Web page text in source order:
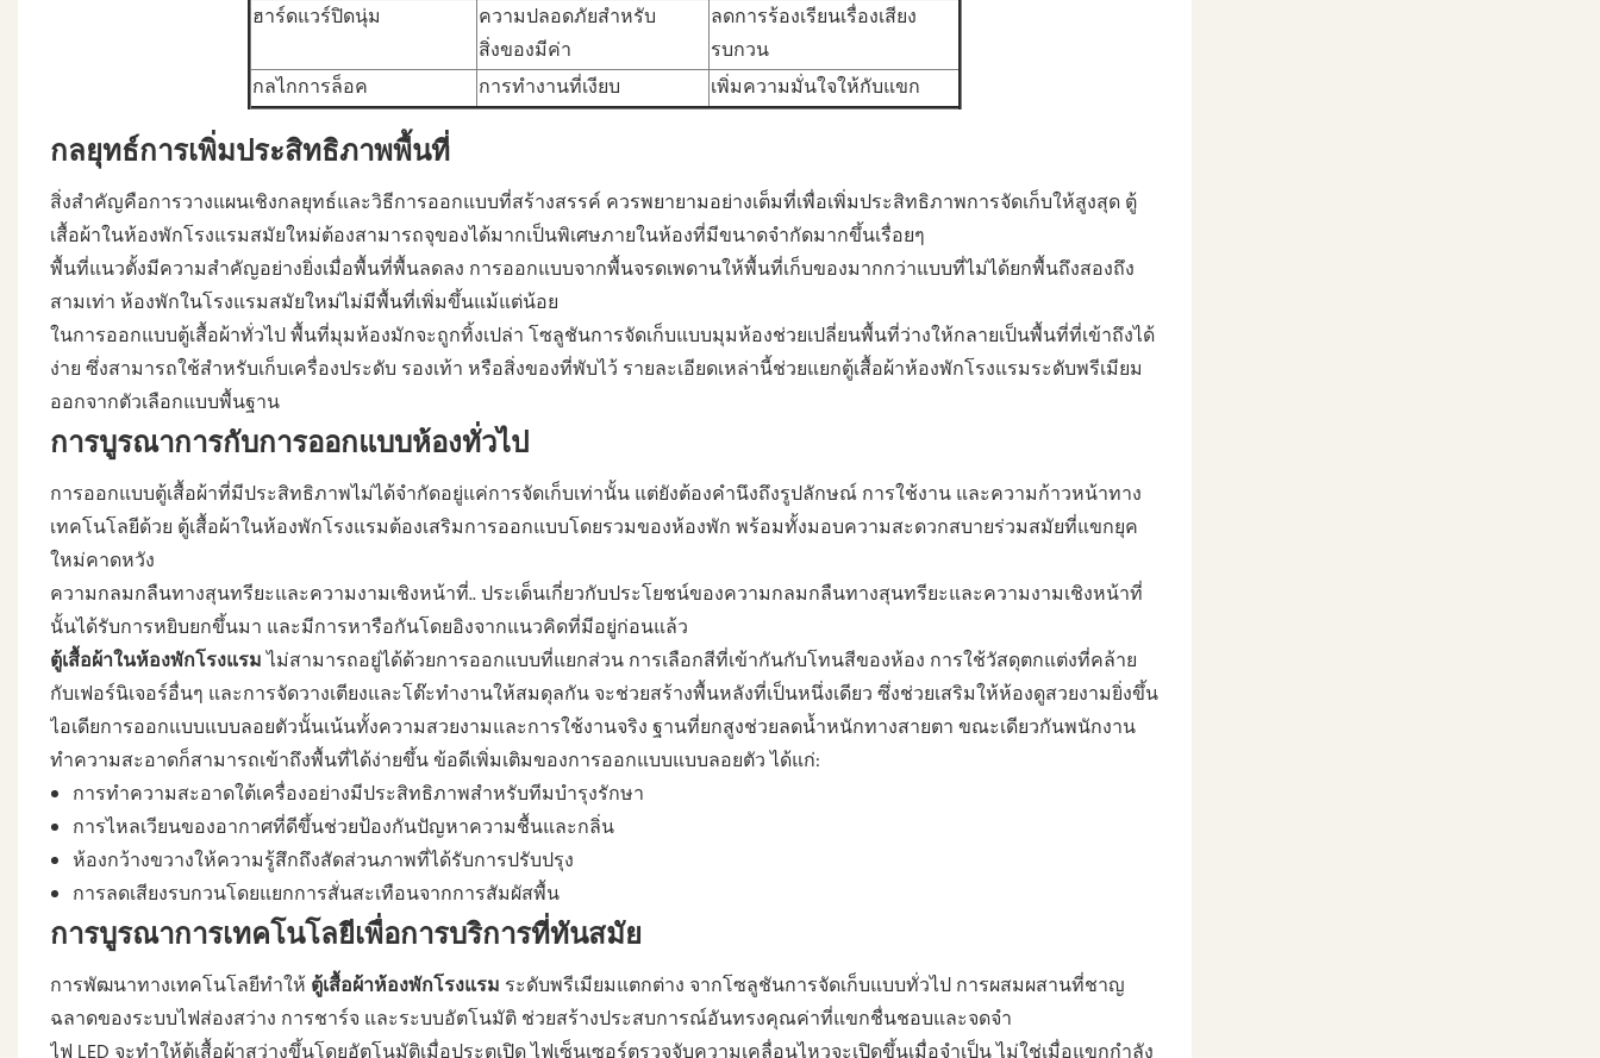
ฮาร์ดแวร์ปิดนุ่ม
ความปลอดภัยสำหรับ
สิ่งของมีค่า
ลดการร้องเรียนเรื่องเสียง
รบกวน
กลไกการล็อค
การทำงานที่เงียบ เพิ่มความมั่นใจให้กับแขก
กลยุทธ์การเพิ่มประสิทธิภาพพื้นที่
สิ่งสำคัญคือการวางแผนเชิงกลยุทธ์และวิธีการออกแบบที่สร้างสรรค์ ควรพยายามอย่างเต็มที่เพื่อเพิ่มประสิทธิภาพการจัดเก็บให้สูงสุด ตู้
เสื้อผ้าในห้องพักโรงแรมสมัยใหม่ต้องสามารถจุของได้มากเป็นพิเศษภายในห้องที่มีขนาดจำกัดมากขึ้นเรื่อยๆ
พื้นที่แนวตั้งมีความสำคัญอย่างยิ่งเมื่อพื้นที่พื้นลดลง การออกแบบจากพื้นจรดเพดานให้พื้นที่เก็บของมากกว่าแบบที่ไม่ได้ยกพื้นถึงสองถึง
สามเท่า ห้องพักในโรงแรมสมัยใหม่ไม่มีพื้นที่เพิ่มขึ้นแม้แต่น้อย
ในการออกแบบตู้เสื้อผ้าทั่วไป พื้นที่มุมห้องมักจะถูกทิ้งเปล่า โซลูชันการจัดเก็บแบบมุมห้องช่วยเปลี่ยนพื้นที่ว่างให้กลายเป็นพื้นที่ที่เข้าถึงได้
ง่าย ซึ่งสามารถใช้สำหรับเก็บเครื่องประดับ รองเท้า หรือสิ่งของที่พับไว้ รายละเอียดเหล่านี้ช่วยแยกตู้เสื้อผ้าห้องพักโรงแรมระดับพรีเมียม
ออกจากตัวเลือกแบบพื้นฐาน
การบูรณาการกับการออกแบบห้องทั่วไป
การออกแบบตู้เสื้อผ้าที่มีประสิทธิภาพไม่ได้จำกัดอยู่แค่การจัดเก็บเท่านั้น แต่ยังต้องคำนึงถึงรูปลักษณ์ การใช้งาน และความก้าวหน้าทาง
เทคโนโลยีด้วย ตู้เสื้อผ้าในห้องพักโรงแรมต้องเสริมการออกแบบโดยรวมของห้องพัก พร้อมทั้งมอบความสะดวกสบายร่วมสมัยที่แขกยุค
ใหม่คาดหวัง
ความกลมกลืนทางสุนทรียะและความงามเชิงหน้าที่.. ประเด็นเกี่ยวกับประโยชน์ของความกลมกลืนทางสุนทรียะและความงามเชิงหน้าที่
นั้นได้รับการหยิบยกขึ้นมา และมีการหารือกันโดยอิงจากแนวคิดที่มีอยู่ก่อนแล้ว
ตู้เสื้อผ้าในห้องพักโรงแรมไม่สามารถอยู่ได้ด้วยการออกแบบที่แยกส่วน การเลือกสีที่เข้ากันกับโทนสีของห้อง การใช้วัสดุตกแต่งที่คล้าย
กับเฟอร์นิเจอร์อื่นๆ และการจัดวางเตียงและโต๊ะทำงานให้สมดุลกัน จะช่วยสร้างพื้นหลังที่เป็นหนึ่งเดียว ซึ่งช่วยเสริมให้ห้องดูสวยงามยิ่งขึ้น
ไอเดียการออกแบบแบบลอยตัวนั้นเน้นทั้งความสวยงามและการใช้งานจริง ฐานที่ยกสูงช่วยลดน้ำหนักทางสายตา ขณะเดียวกันพนักงาน
ทำความสะอาดก็สามารถเข้าถึงพื้นที่ได้ง่ายขึ้น ข้อดีเพิ่มเติมของการออกแบบแบบลอยตัว ได้แก่:
การทำความสะอาดใต้เครื่องอย่างมีประสิทธิภาพสำหรับทีมบำรุงรักษา
การไหลเวียนของอากาศที่ดีขึ้นช่วยป้องกันปัญหาความชื้นและกลิ่น
ห้องกว้างขวางให้ความรู้สึกถึงสัดส่วนภาพที่ได้รับการปรับปรุง
การลดเสียงรบกวนโดยแยกการสั่นสะเทือนจากการสัมผัสพื้น
การบูรณาการเทคโนโลยีเพื่อการบริการที่ทันสมัย
การพัฒนาทางเทคโนโลยีทำให้ตู้เสื้อผ้าห้องพักโรงแรม ระดับพรีเมียมแตกต่าง จากโซลูชันการจัดเก็บแบบทั่วไป การผสมผสานที่ชาญ
ฉลาดของระบบไฟส่องสว่าง การชาร์จ และระบบอัตโนมัติ ช่วยสร้างประสบการณ์อันทรงคุณค่าที่แขกชื่นชอบและจดจำ